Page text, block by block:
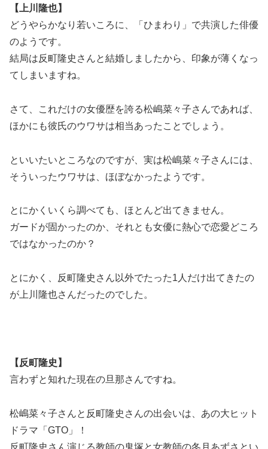
【上川隆也】
どうやらかなり若いころに、「ひまわり」で共演した俳優
のようです。
結局は反町隆史さんと結婚しましたから、印象が薄くなっ
てしまいますね。
さて、これだけの女優歴を誇る松嶋菜々子さんであれば、
ほかにも彼氏のウワサは相当あったことでしょう。
といいたいところなのですが、実は松嶋菜々子さんには、
そういったウワサは、ほぼなかったようです。
とにかくいくら調べても、ほとんど出てきません。
ガードが固かったのか、それとも女優に熱心で恋愛どころ
ではなかったのか？
とにかく、反町隆史さん以外でたった1人だけ出てきたの
が上川隆也さんだったのでした。
【反町隆史】
言わずと知れた現在の旦那さんですね。
松嶋菜々子さんと反町隆史さんの出会いは、あの大ヒット
ドラマ「GTO」！
反町隆史さん演じる教師の鬼塚と女教師の冬月あずさとい